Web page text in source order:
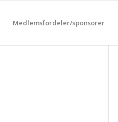
Medlemsfordeler/sponsorer